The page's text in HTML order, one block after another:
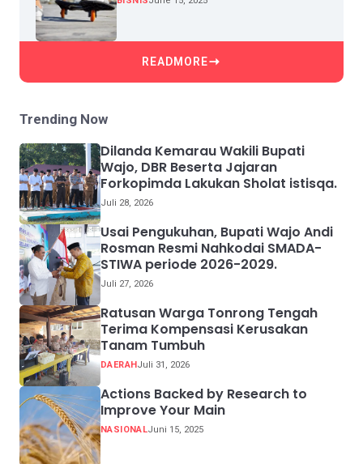
READMORE
Trending Now
Dilanda Kemarau Wakili Bupati
Wajo, DBR Beserta Jajaran
Forkopimda Lakukan Sholat istisqa.
Juli 28, 2026
Usai Pengukuhan, Bupati Wajo Andi
Rosman Resmi Nahkodai SMADA-
STIWA periode 2026-2029.
Juli 27, 2026
Ratusan Warga Tonrong Tengah
Terima Kompensasi Kerusakan
Tanam Tumbuh
DAERAHJuli 31, 2026
Actions Backed by Research to
Improve Your Main
NASIONALJuni 15, 2025